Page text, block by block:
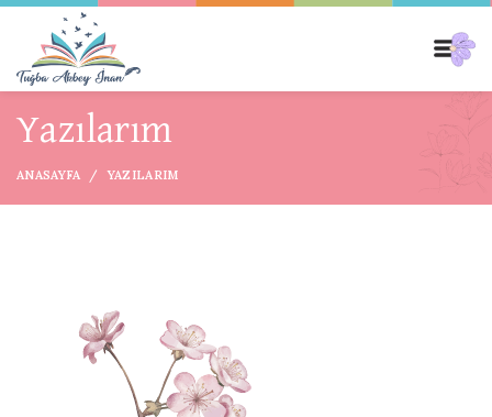
Yazılarım
ANASAYFA YAZILARIM